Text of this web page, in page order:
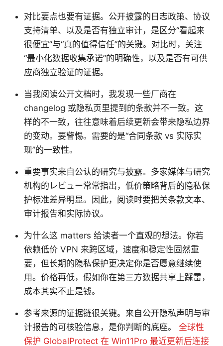
对比要点也要有证据。公开披露的日志政策、协议
支持清单、以及是否有独立审计，是区分“看起来
很便宜”与“真的值得信任”的关键。对比时，关注
“最小化数据收集承诺”的明确性，以及是否有可供
应商独立验证的证据。
当我阅读公开文档时，我发现一些厂商在
changelog 或隐私页里提到的条款并不一致。这
样的不一致，往往意味着后续更新会带来隐私边界
的变动。要警惕。需要的是“合同条款 vs 实际实
现”的一致性。
重要事实来自公认的研究与披露。多家媒体与研究
机构的レビュー常常指出，低价策略背后的隐私保
护标准差异明显。因此，阅读时要把关条款文本、
审计报告和实际协议。
为什么这 matters 给读者一个直观的想法。你若
依赖低价 VPN 来跨区域，速度和稳定性固然重
要，但长期的隐私保护更决定你是否愿意继续使
用。价格再低，假如你在第三方数据共享上踩雷，
成本其实不止是钱。
参考来源的证据链很关键。来自公开隐私声明与审
计报告的可核验信息，是你判断的底座。 全球性
保护 GlobalProtect 在 Win11Pro 最近更新后连接